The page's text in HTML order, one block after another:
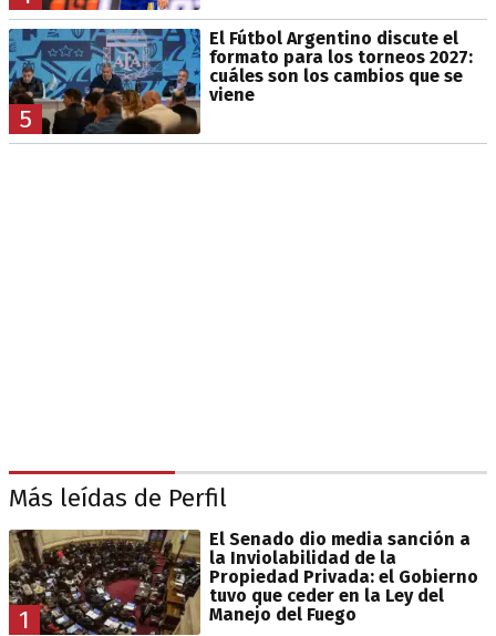
5
El Fútbol Argentino discute el
formato para los torneos 2027:
cuáles son los cambios que se
viene
Más leídas de Perfil
1
El Senado dio media sanción a
la Inviolabilidad de la
Propiedad Privada: el Gobierno
tuvo que ceder en la Ley del
Manejo del Fuego